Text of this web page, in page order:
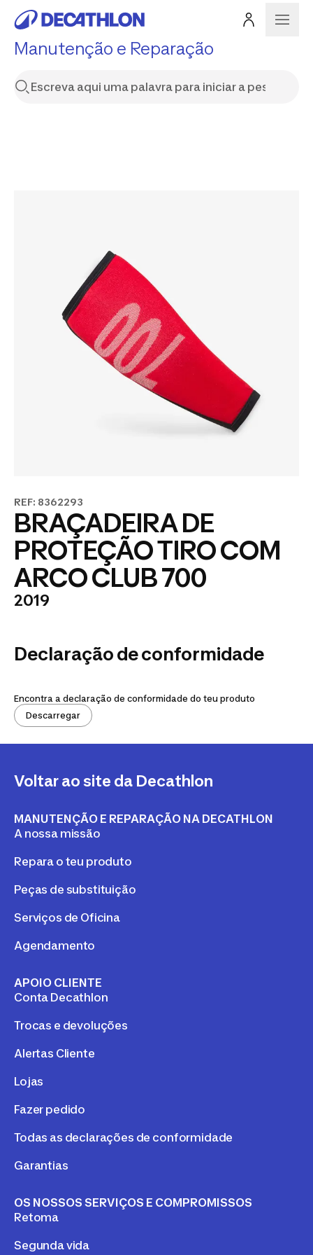
Manutenção e Reparação
REF: 8362293
BRAÇADEIRA DE
PROTEÇÃO TIRO COM
ARCO CLUB 700
2019
Declaração de conformidade
Encontra a declaração de conformidade do teu produto
Descarregar
Voltar ao site da Decathlon
MANUTENÇÃO E REPARAÇÃO NA DECATHLON
A nossa missão
Repara o teu produto
Peças de substituição
Serviços de Oficina
Agendamento
APOIO CLIENTE
Conta Decathlon
Trocas e devoluções
Alertas Cliente
Lojas
Fazer pedido
Todas as declarações de conformidade
Garantias
OS NOSSOS SERVIÇOS E COMPROMISSOS
Retoma
Segunda vida